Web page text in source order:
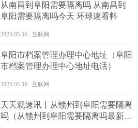
从南昌到阜阳需要隔离吗 从南昌到
阜阳需要隔离吗今天 环球速看料
2023-05-10 互联网
阜阳市档案管理办理中心地址（阜阳
市档案管理办理中心地址电话）
2023-05-10 互联网
天天观速讯丨从赣州到阜阳需要隔离
吗（从赣州到阜阳需要隔离吗最新消